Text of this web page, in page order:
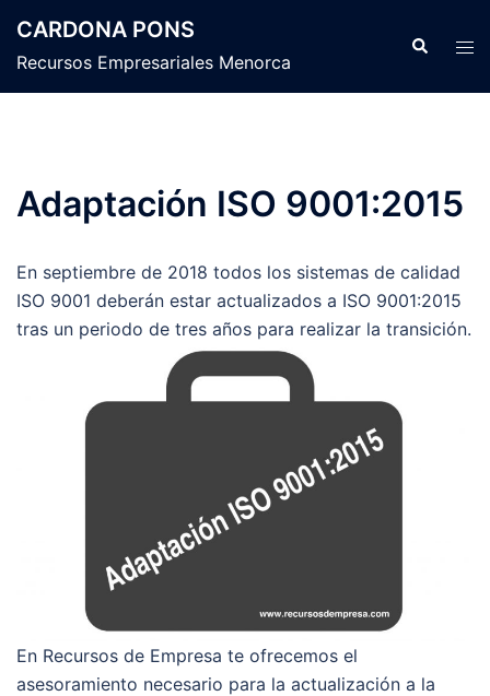
contenido
CARDONA PONS
Recursos Empresariales Menorca
Buscar
Adaptación ISO 9001:2015
En septiembre de 2018 todos los sistemas de calidad
ISO 9001 deberán estar actualizados a ISO 9001:2015
tras un periodo de tres años para realizar la transición.
En Recursos de Empresa te ofrecemos el
asesoramiento necesario para la actualización a la